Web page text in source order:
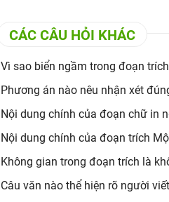
CÁC CÂU HỎI KHÁC
Vì sao biển ngầm trong đoạn
Phương án nào nêu nhận xét
Nội dung chính của đoạn chữ in
Nội dung chính của đoạn trích
Không gian trong đoạn trích là
Câu văn nào thể hiện rõ người